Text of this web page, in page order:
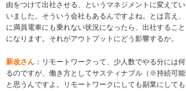
由をつけて出社させる、というマネジメントに変えて
いました。そういう会社もあるんですよね。とは言え
に満員電車にも乗れない状況になったら、出社するこ
になります。それがアウトプットにどう影響するか。
新改さん ：リモートワークって、少人数でやる分には
るのですが、働き方としてサスティナブル（※持続可
と思うんですよ。リモートワークにしても副業にして